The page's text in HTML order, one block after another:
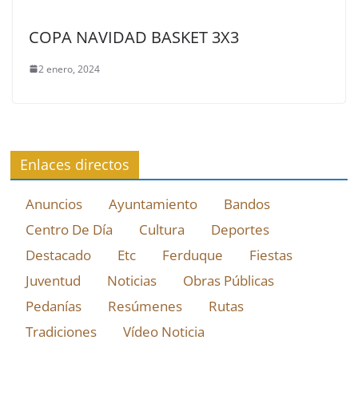
COPA NAVIDAD BASKET 3X3
2 enero, 2024
Enlaces directos
Anuncios Ayuntamiento
Bandos
Centro De Día
Cultura
Deportes
Destacado
Etc Ferduque
Fiestas
Juventud
Noticias
Obras Públicas
Pedanías
Resúmenes
Rutas
Tradiciones
Vídeo Noticia